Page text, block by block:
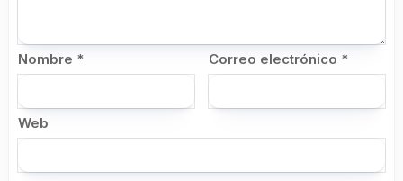
Nombre * Correo electrónico *
Web